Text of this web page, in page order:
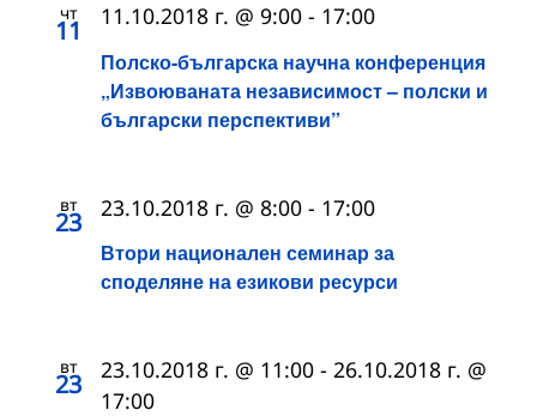
чт
11
Полско-българска научна конференция
„Извоюваната независимост – полски и
български перспективи”
11.10.2018 г. @ 9:00 - 17:00
вт
23
Втори национален семинар за
споделяне на езикови ресурси
23.10.2018 г. @ 8:00 - 17:00
вт
23 23.10.2018 г. @ 11:00 - 26.10.2018 г. @
17:00